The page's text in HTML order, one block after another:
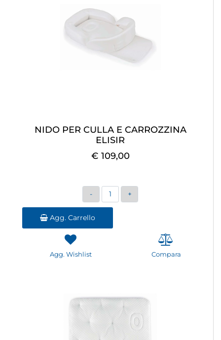
NIDO PER CULLA E CARROZZINA
ELISIR
€ 109,00
Quantità
Agg. Carrello
Agg. Wishlist Compara